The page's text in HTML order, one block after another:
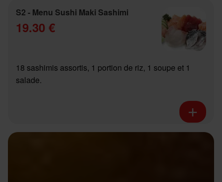
S2 - Menu Sushi Maki Sashimi
19.30 €
18 sashimis assortis, 1 portion de riz, 1 soupe et 1
salade.